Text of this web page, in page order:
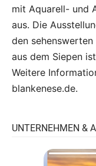
mit Aquarell- und
aus. Die
den
aus dem Siepen
Weitere
blankenese.de.